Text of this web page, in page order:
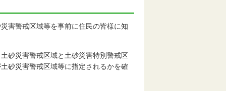
害警戒区域等を事前に住民の皆様に知
砂災害警戒区域と土砂災害特別警戒区
砂災害警戒区域等に指定されるかを確